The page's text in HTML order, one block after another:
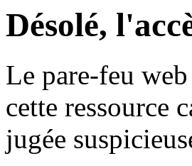
Désolé,
Le pare-feu
cette ressource
jugée